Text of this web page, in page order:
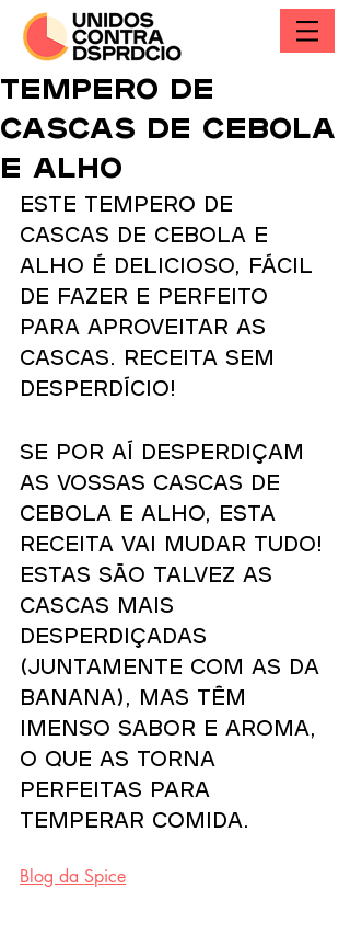
Tempero de
cascas de cebola
e alho
Este tempero de
cascas de cebola e
alho é delicioso, fácil
de fazer e perfeito
para aproveitar as
cascas. Receita sem
desperdício!
Se por aí desperdiçam
as vossas cascas de
cebola e alho, esta
receita vai mudar tudo!
Estas são talvez as
cascas mais
desperdiçadas
(juntamente com as da
banana), mas têm
imenso sabor e aroma,
o que as torna
perfeitas para
temperar comida.
Blog da Spice